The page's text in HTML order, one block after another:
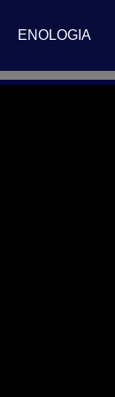
ENOLOGIA